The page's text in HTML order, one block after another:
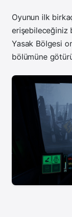
Oyunun ilk
erişebileceğiniz
Yasak Bölgesi
bölümüne